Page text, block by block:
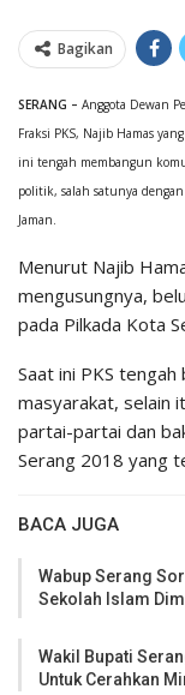
Bagikan
SERANG – Anggota Dewan
Fraksi PKS, Najib Hamas
ini tengah membangun
politik, salah satunya
Jaman.
Menurut Najib
mengusungnya,
pada Pilkada Kota
Saat ini PKS
masyarakat, selain
partai-partai dan
Serang 2018 yang
BACA JUGA
Wabup Serang
Sekolah Islam
Wakil Bupati
Untuk Cerahkan